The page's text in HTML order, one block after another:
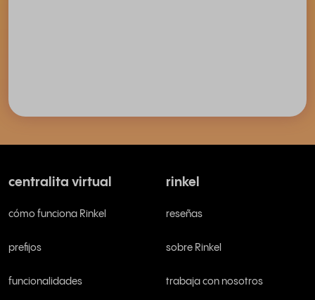
centralita virtual
cómo funciona Rinkel
prefijos
funcionalidades
rinkel
reseñas
sobre Rinkel
trabaja con nosotros